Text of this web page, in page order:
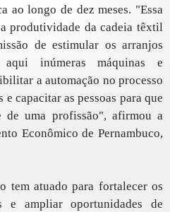
ao longo de dez meses. "Essa
produtividade da cadeia têxtil
de estimular os arranjos
aqui inúmeras máquinas e
a automação no processo
capacitar as pessoas para que
de uma profissão", afirmou a
Econômico de Pernambuco,
tem atuado para fortalecer os
e ampliar oportunidades de